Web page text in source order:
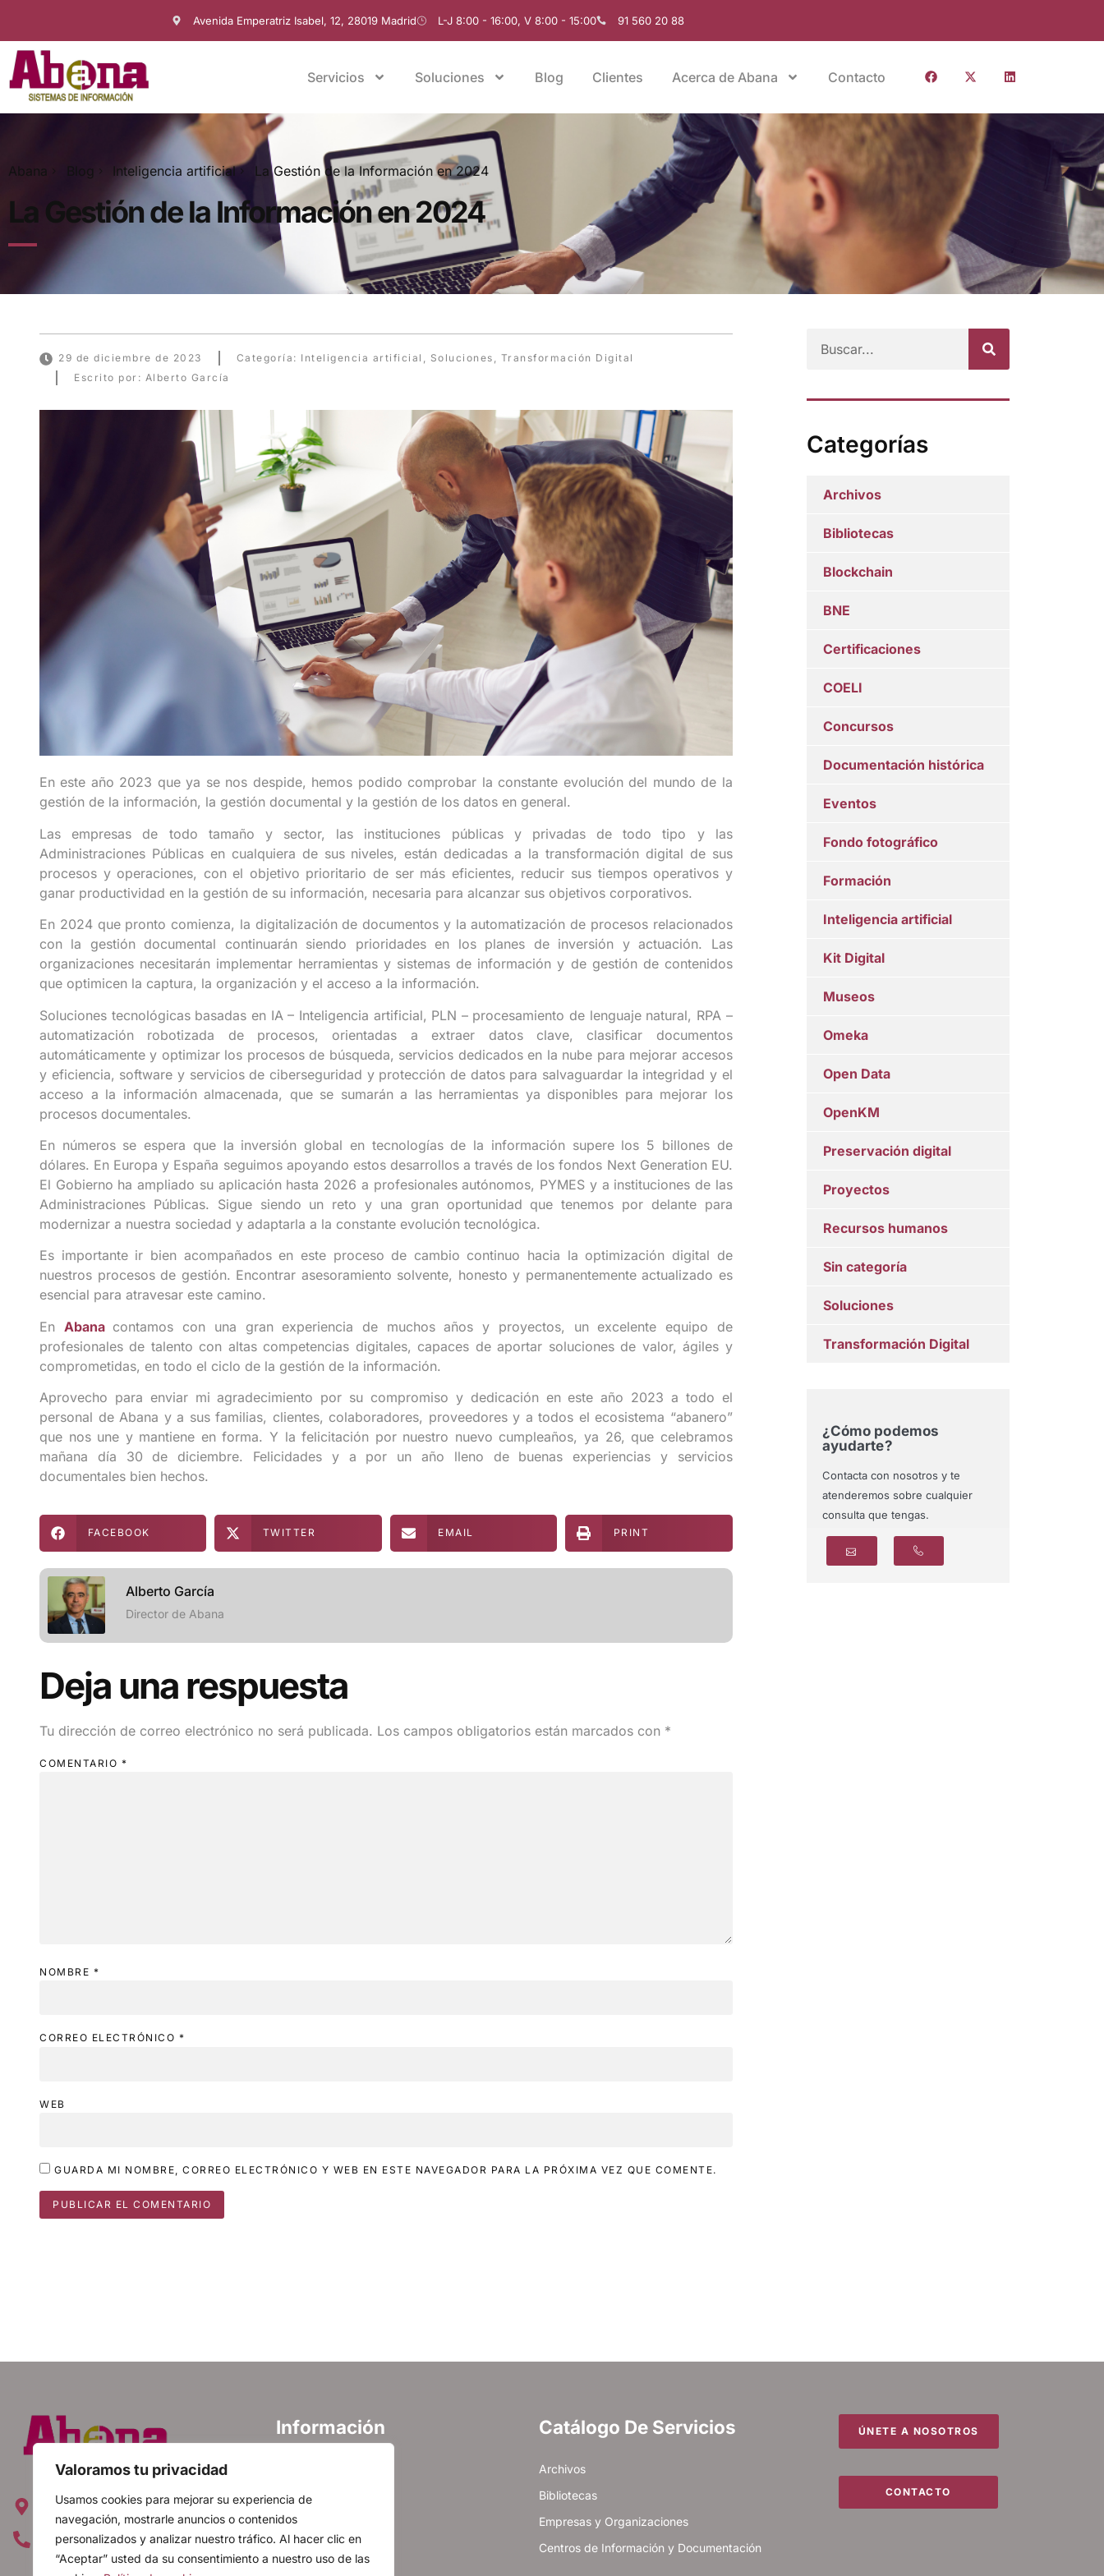
Valoramos tu privacidad
Usamos cookies para mejorar su experiencia de
navegación, mostrarle anuncios o contenidos
personalizados y analizar nuestro tráfico. Al hacer clic en
“Aceptar” usted da su consentimiento a nuestro uso de las
Avenida Emperatriz Isabel, 12, 28019 Madrid L-J 8:00 - 16:00, V 8:00 - 15:00 91 560 20 88
Servicios Soluciones Blog Clientes Acerca de Abana Contacto
Abana Inteligencia artificial La Gestión de la Información en 2024
La Gestión de la Información en 2024
29 de diciembre de 2023 Categoría: Inteligencia artificial Soluciones
Transformación Digital
Escrito por: Alberto García
En este año 2023 que ya se nos despide, hemos podido comprobar la constante evolución del mundo de la
gestión de la información, la gestión documental y la gestión de los datos en general.
Las empresas de todo tamaño y sector, las instituciones públicas y privadas de todo tipo y las
Administraciones Públicas en cualquiera de sus niveles, están dedicadas a la transformación digital de sus
procesos y operaciones, con el objetivo prioritario de ser más eficientes, reducir sus tiempos operativos y
ganar productividad en la gestión de su información, necesaria para alcanzar sus objetivos corporativos.
En 2024 que pronto comienza, la digitalización de documentos y la automatización de procesos relacionados
con la gestión documental continuarán siendo prioridades en los planes de inversión y actuación. Las
organizaciones necesitarán implementar herramientas y sistemas de información y de gestión de contenidos
que optimicen la captura, la organización y el acceso a la información.
Soluciones tecnológicas basadas en IA – Inteligencia artificial, PLN – procesamiento de lenguaje natural, RPA –
automatización robotizada de procesos, orientadas a extraer datos clave, clasificar documentos
automáticamente y optimizar los procesos de búsqueda, servicios dedicados en la nube para mejorar accesos
y eficiencia, software y servicios de ciberseguridad y protección de datos para salvaguardar la integridad y el
acceso a la información almacenada, que se sumarán a las herramientas ya disponibles para mejorar los
procesos documentales.
En números se espera que la inversión global en tecnologías de la información supere los 5 billones de
dólares. En Europa y España seguimos apoyando estos desarrollos a través de los fondos Next Generation EU.
El Gobierno ha ampliado su aplicación hasta 2026 a profesionales autónomos, PYMES y a instituciones de las
Administraciones Públicas. Sigue siendo un reto y una gran oportunidad que tenemos por delante para
modernizar a nuestra sociedad y adaptarla a la constante evolución tecnológica.
Es importante ir bien acompañados en este proceso de cambio continuo hacia la optimización digital de
nuestros procesos de gestión. Encontrar asesoramiento solvente, honesto y permanentemente actualizado es
esencial para atravesar este camino.
En Abana contamos con una gran experiencia de muchos años y proyectos, un excelente equipo de
profesionales de talento con altas competencias digitales, capaces de aportar soluciones de valor, ágiles y
comprometidas, en todo el ciclo de la gestión de la información.
Aprovecho para enviar mi agradecimiento por su compromiso y dedicación en este año 2023 a todo el
personal de Abana y a sus familias, clientes, colaboradores, proveedores y a todos el ecosistema “abanero”
que nos une y mantiene en forma. Y la felicitación por nuestro nuevo cumpleaños, ya 26, que celebramos
mañana día 30 de diciembre. Felicidades y a por un año lleno de buenas experiencias y servicios
documentales bien hechos.
FACEBOOK TWITTER EMAIL PRINT
Alberto García
Director de Abana
Deja una respuesta
Tu dirección de correo electrónico no será publicada. Los campos obligatorios están marcados con *
COMENTARIO *
NOMBRE *
CORREO ELECTRÓNICO *
WEB
GUARDA MI NOMBRE, CORREO ELECTRÓNICO Y WEB EN ESTE NAVEGADOR PARA LA PRÓXIMA VEZ QUE COMENTE.
Categorías
Archivos
Bibliotecas
Blockchain
BNE
Certificaciones
COELI
Concursos
Documentación histórica
Eventos
Fondo fotográfico
Formación
Inteligencia artificial
Kit Digital
Museos
Omeka
Open Data
OpenKM
Preservación digital
Proyectos
Recursos humanos
Sin categoría
Soluciones
Transformación Digital
¿Cómo podemos
ayudarte?
Contacta con nosotros y te
atenderemos sobre cualquier
consulta que tengas.
Avda. Emperatriz Isabel, 12 28019
Madrid, España
+34 91 560 20 88
Información
Aviso legal
FAQ
Mapa web
Catálogo De Servicios
Archivos
Bibliotecas
Empresas y Organizaciones
Centros de Información y Documentación
ÚNETE A NOSOTROS
CONTACTO